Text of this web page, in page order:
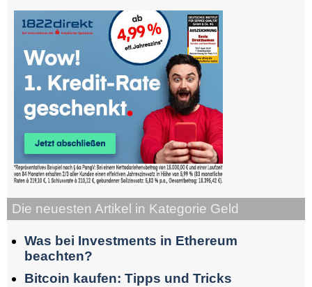
Die neuesten Artikel in Kategorie Geld
Was bei Investments in Ethereum
beachten?
Bitcoin kaufen: Tipps und Tricks